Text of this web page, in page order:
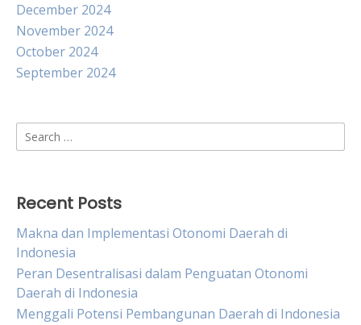
December 2024
November 2024
October 2024
September 2024
Search
for:
Recent Posts
Makna dan Implementasi Otonomi Daerah di
Indonesia
Peran Desentralisasi dalam Penguatan Otonomi
Daerah di Indonesia
Menggali Potensi Pembangunan Daerah di Indonesia